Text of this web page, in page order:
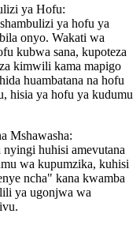
ya Hofu:
ya hofu ya
onyo. Wakati wa
kubwa sana, kupoteza
kimwili kama mapigo
huambatana na hofu
hisia ya hofu ya kudumu
Mshawasha:
huhisi amevutana
wa kupumzika, kuhisi
ncha" kana kwamba
ya ugonjwa wa